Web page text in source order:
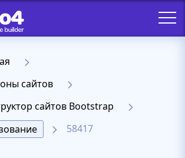
сайтов
сайтов Bootstrap
58417